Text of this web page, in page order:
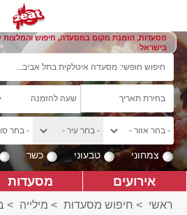
מסעדות, הזמנת מקום במסעדה, חיפוש והמלצות
בישראל
צמחוני טבעוני כשר
אירועים מסעדות
ראשי > חיפוש מסעדות > מילייה >